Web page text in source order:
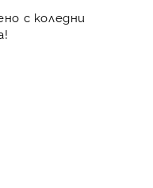
с коледни